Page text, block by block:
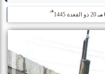
20 ذو القعدة 1445
هـ